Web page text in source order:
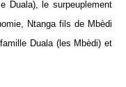
Duala), le surpeuplement
Ntanga fils de Mbèdi
Duala (les Mbèdi) et